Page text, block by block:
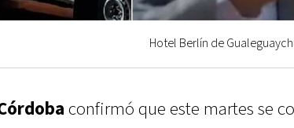
Hotel Berlín de
confirmó que este martes se